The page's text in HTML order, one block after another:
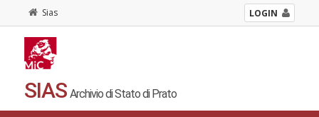
Sias LOGIN
SIAS Archivio di Stato di Prato